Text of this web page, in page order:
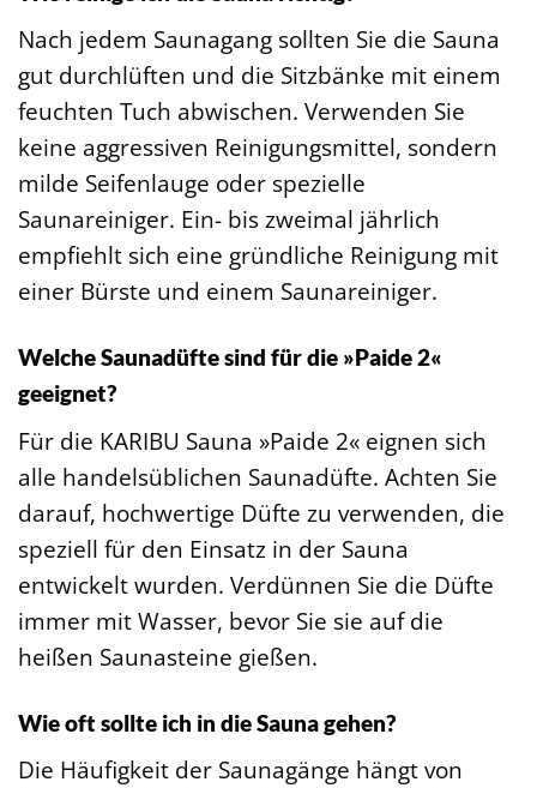
Nach jedem Saunagang sollten Sie die Sauna
gut durchlüften und die Sitzbänke mit einem
feuchten Tuch abwischen. Verwenden Sie
keine aggressiven Reinigungsmittel, sondern
milde Seifenlauge oder spezielle
Saunareiniger. Ein- bis zweimal jährlich
empfiehlt sich eine gründliche Reinigung mit
einer Bürste und einem Saunareiniger.
Welche Saunadüfte sind für die »Paide 2«
geeignet?
Für die KARIBU Sauna »Paide 2« eignen sich
alle handelsüblichen Saunadüfte. Achten Sie
darauf, hochwertige Düfte zu verwenden, die
speziell für den Einsatz in der Sauna
entwickelt wurden. Verdünnen Sie die Düfte
immer mit Wasser, bevor Sie sie auf die
heißen Saunasteine gießen.
Wie oft sollte ich in die Sauna gehen?
Die Häufigkeit der Saunagänge hängt von